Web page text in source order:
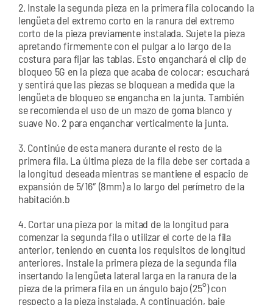
2. Instale la segunda pieza en la primera fila colocando la
lengüeta del extremo corto en la ranura del extremo
corto de la pieza previamente instalada. Sujete la pieza
apretando firmemente con el pulgar a lo largo de la
costura para fijar las tablas. Esto enganchará el clip de
bloqueo 5G en la pieza que acaba de colocar; escuchará
y sentirá que las piezas se bloquean a medida que la
lengüeta de bloqueo se engancha en la junta. También
se recomienda el uso de un mazo de goma blanco y
suave No. 2 para enganchar verticalmente la junta.
3. Continúe de esta manera durante el resto de la
primera fila. La última pieza de la fila debe ser cortada a
la longitud deseada mientras se mantiene el espacio de
expansión de 5/16″ (8mm) a lo largo del perímetro de la
habitación.b
4. Cortar una pieza por la mitad de la longitud para
comenzar la segunda fila o utilizar el corte de la fila
anterior, teniendo en cuenta los requisitos de longitud
anteriores. Instale la primera pieza de la segunda fila
insertando la lengüeta lateral larga en la ranura de la
pieza de la primera fila en un ángulo bajo (25°) con
respecto a la pieza instalada. A continuación, baje